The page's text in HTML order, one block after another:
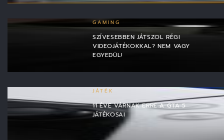
GAMING
SZÍVESEBBEN JÁTSZOL RÉGI
VIDEOJÁTÉKOKKAL? NEM VAGY
EGYEDÜL!
JÁTÉK
11 ÉVE VÁRNAK ERRE A GTA 5
JÁTÉKOSAI